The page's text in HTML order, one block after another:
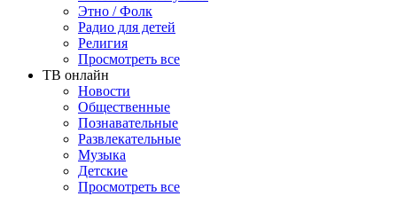
Этно / Фолк
Радио для детей
Религия
Просмотреть все
ТВ онлайн
Новости
Общественные
Познавательные
Развлекательные
Музыка
Детские
Просмотреть все